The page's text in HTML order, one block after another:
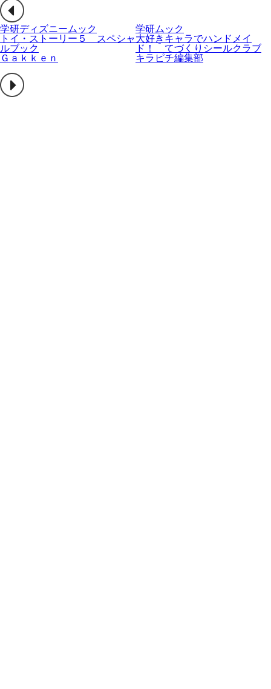
学研ディズニームック
トイ・ストーリー５ スペシャ
ルブック
Ｇａｋｋｅｎ
学研ムック
大好きキャラでハンドメイ
ド！ てづくりシールクラブ
キラピチ編集部